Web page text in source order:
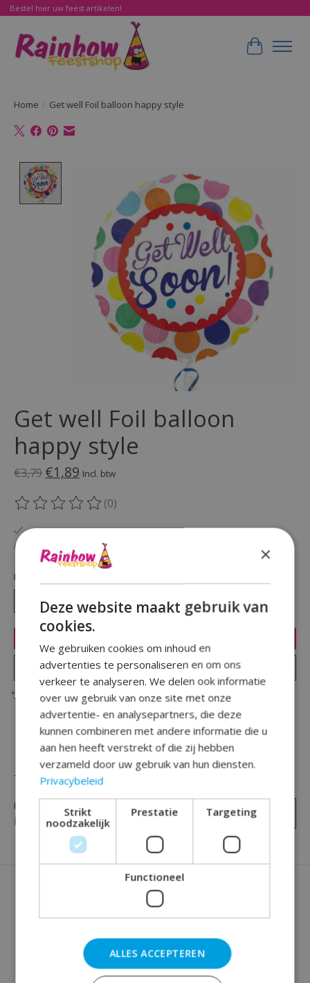
Bestel hier uw feest artikelen!
Home / Get well Foil balloon happy style
Get well Foil balloon
happy style
€3,79 €1,89 Incl. btw
De beoordeling van dit product is
(0)
Op voorraad
Beschikbaarheid in de winkel controleren
Hoeveelheid:
Plaats bestelling
Toevoegen om te vergelijken
Reviews (0)
0 sterren op basis van0
beoordelingen
Je beoordeling toevoegen
×
Deze website maakt gebruik van
cookies.
We gebruiken cookies om inhoud en
advertenties te personaliseren en om ons
verkeer te analyseren. We delen ook informatie
over uw gebruik van onze site met onze
advertentie- en analysepartners, die deze
kunnen combineren met andere informatie die u
aan hen heeft verstrekt of die zij hebben
verzameld door uw gebruik van hun diensten.
Privacybeleid
Strikt
noodzakelijk
Prestatie Targeting
Functioneel
ALLES ACCEPTEREN